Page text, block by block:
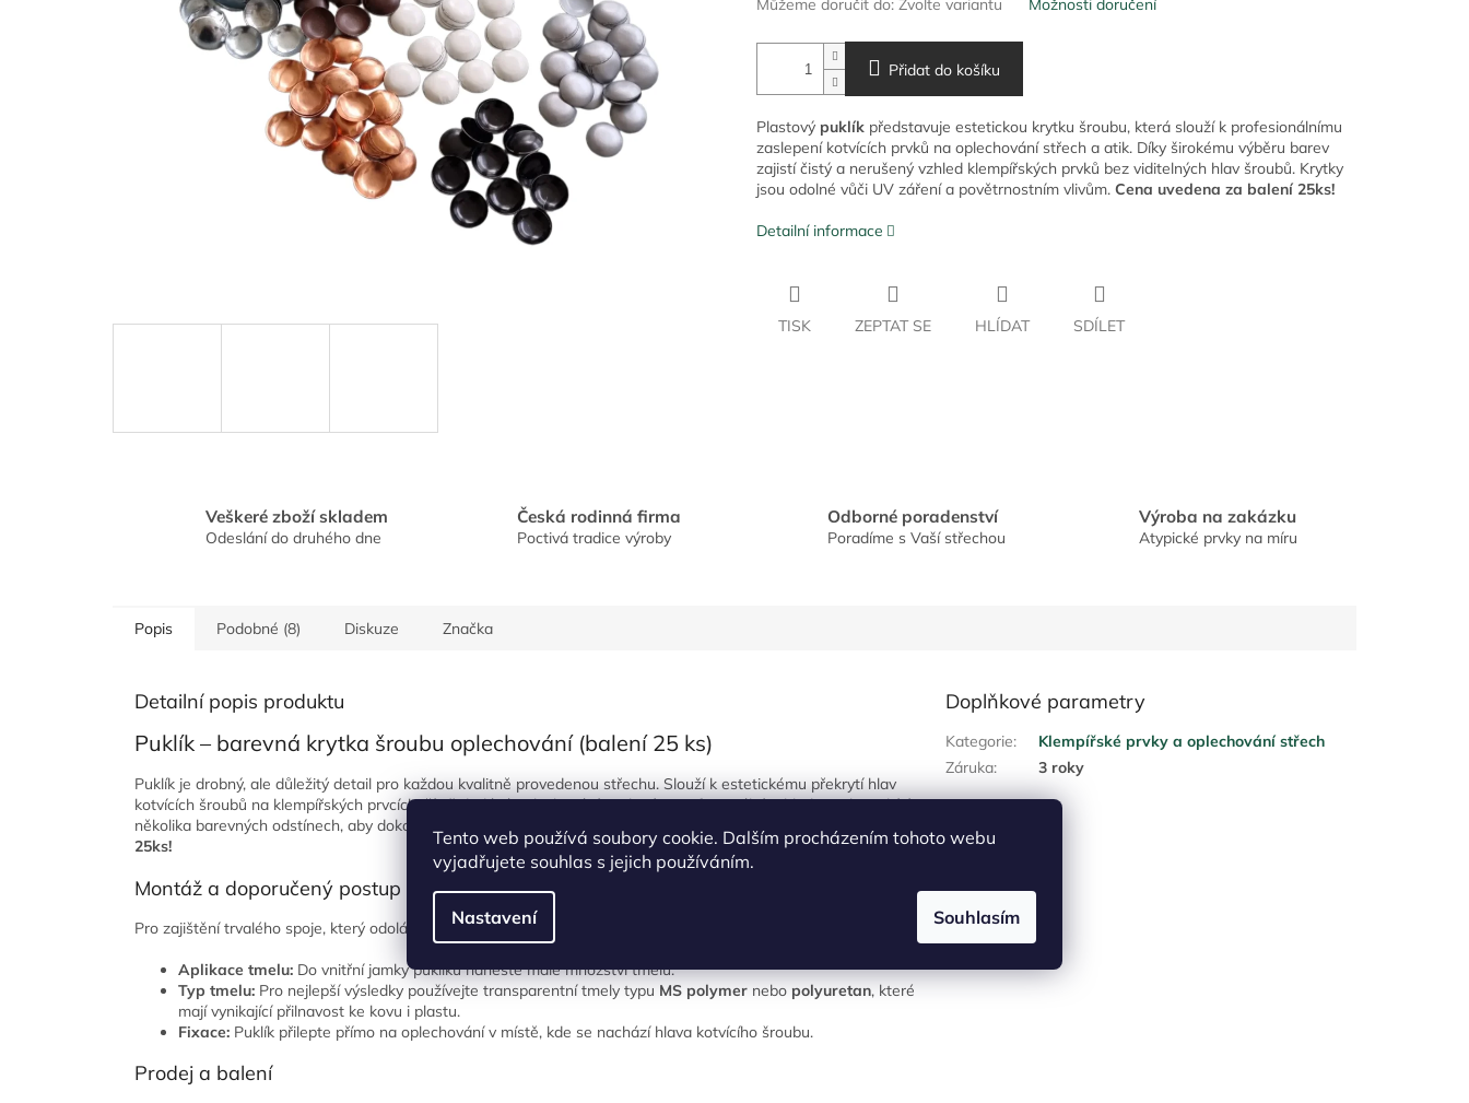
Tento web používá soubory cookie. Dalším procházením tohoto webu
vyjadřujete souhlas s jejich používáním.
Nastavení Souhlasím
Můžeme doručit do: Zvolte variantu Možnosti doručení
Přidat do košíku
Plastový puklík představuje estetickou krytku šroubu, která slouží k profesionálnímu
zaslepení kotvících prvků na oplechování střech a atik. Díky širokému výběru barev
zajistí čistý a nerušený vzhled klempířských prvků bez viditelných hlav šroubů. Krytky
jsou odolné vůči UV záření a povětrnostním vlivům. Cena uvedena za balení 25ks!
Detailní informace
TISK ZEPTAT SE HLÍDAT SDÍLET
Veškeré zboží skladem
Odeslání do druhého dne
Česká rodinná firma
Poctivá tradice výroby
Odborné poradenství
Poradíme s Vaší střechou
Výroba na zakázku
Atypické prvky na míru
Popis Podobné (8) Diskuze Značka
Detailní popis produktu
Puklík – barevná krytka šroubu oplechování (balení 25 ks)
Puklík je drobný, ale důležitý detail pro každou kvalitně provedenou střechu. Slouží k estetickému překrytí hlav
kotvících šroubů na klempířských prvcích, čímž dodává oplechování ucelený a profesionální vzhled. Krytky nabízíme v
několika barevných odstínech, aby dokonale ladily s vaším typem lakovaného plechu.
25ks!
Montáž a doporučený postup lepení
Pro zajištění trvalého spoje, který odolá větru i teplotním změnám, doporučujeme následující postup:
Aplikace tmelu: Do vnitřní jamky puklíku naneste malé množství tmelu.
Typ tmelu: Pro nejlepší výsledky používejte transparentní tmely typu MS polymer nebo polyuretan, které
mají vynikající přilnavost ke kovu i plastu.
Fixace: Puklík přilepte přímo na oplechování v místě, kde se nachází hlava kotvícího šroubu.
Prodej a balení
Doplňkové parametry
Kategorie:
Klempířské prvky a oplechování střech
Záruka: 3 roky